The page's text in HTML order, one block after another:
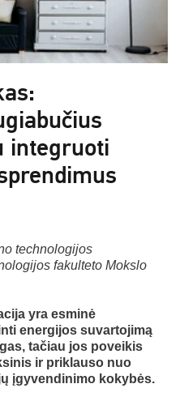
integruoti
technologijos
fakulteto Mokslo
yra esminė
energijos suvartojimą
tačiau jos poveikis
ir priklauso nuo
įgyvendinimo kokybės.